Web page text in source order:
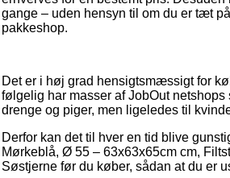
gange – uden hensyn til om du er tæt
pakkeshop.
Det er i høj grad hensigtsmæssigt for
følgelig har masser af JobOut
drenge og piger, men ligeledes til
Derfor kan det til hver en tid blive
Mørkeblå, Ø 55 – 63x63x65cm cm,
Søstjerne før du køber, sådan at du er